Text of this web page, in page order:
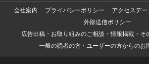
会社案内
プライバシーポリシー
アクセスデ
外部送信ポリシー
広告出稿・お取り組みのご相談・情報掲載・そ
一般の読者の方・ユーザーの方からのお